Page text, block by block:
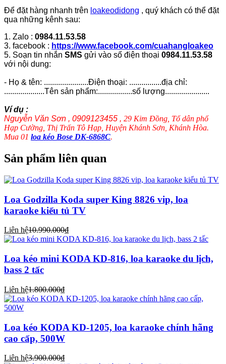
Để đặt hàng nhanh trên loakeodidong , quý khách có thể đặt
qua những kênh sau:
1. Zalo : 0984.11.53.58
3. facebook : https://www.facebook.com/cuahangloakeo
5. Soạn tin nhắn SMS gửi vào số điện thoại 0984.11.53.58
với nội dung:
- Họ & tên: ......................Điện thoại: ................địa chỉ:
....................Tên sản phẩm:.................số lượng......................
Ví dụ :
Nguyễn Văn Sơn , 0909123455 , 29 Kim Đồng, Tổ dân phố
Hạp Cường, Thị Trấn Tô Hạp, Huyện Khánh Sơn, Khánh Hòa.
Mua 01 loa kéo Bose DK-6868C.
Sản phẩm liên quan
Loa Godzilla Koda super King 8826 vip, loa
karaoke kiểu tủ TV
Liên hệ10.990.000₫
Loa kéo mini KODA KD-816, loa karaoke du lịch,
bass 2 tấc
Liên hệ1.800.000₫
Loa kéo KODA KD-1205, loa karaoke chính hãng
cao cấp, 500W
Liên hệ3.900.000₫